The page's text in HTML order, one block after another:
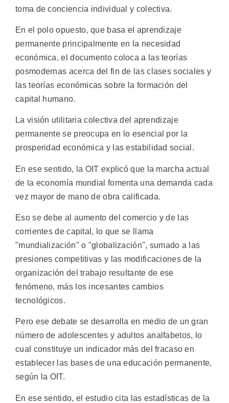
toma de conciencia individual y colectiva.
En el polo opuesto, que basa el aprendizaje
permanente principalmente en la necesidad
económica, el documento coloca a las teorías
posmodernas acerca del fin de las clases sociales y
las teorías económicas sobre la formación del
capital humano.
La visión utilitaria colectiva del aprendizaje
permanente se preocupa en lo esencial por la
prosperidad económica y las estabilidad social.
En ese sentido, la OIT explicó que la marcha actual
de la economía mundial fomenta una demanda cada
vez mayor de mano de obra calificada.
Eso se debe al aumento del comercio y de las
corrientes de capital, lo que se llama
"mundialización" o "globalización", sumado a las
presiones competitivas y las modificaciones de la
organización del trabajo resultante de ese
fenómeno, más los incesantes cambios
tecnológicos.
Pero ese debate se desarrolla en medio de un gran
número de adolescentes y adultos analfabetos, lo
cual constituye un indicador más del fracaso en
establecer las bases de una educación permanente,
según la OIT.
En ese sentido, el estudio cita las estadísticas de la